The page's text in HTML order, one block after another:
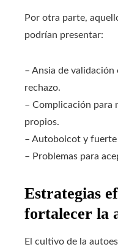
Por otra parte,
podrían presentar:
– Ansia de validación
rechazo.
– Complicación para
propios.
– Autoboicot y
– Problemas para
Estrategias
fortalecer la
El cultivo de la